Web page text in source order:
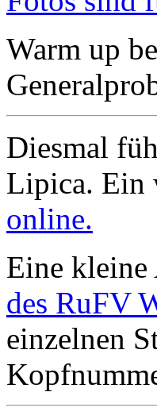
Warm up
Diesmal
Lipica. Ein
online.
Eine kleine
des RuFV
einzelnen